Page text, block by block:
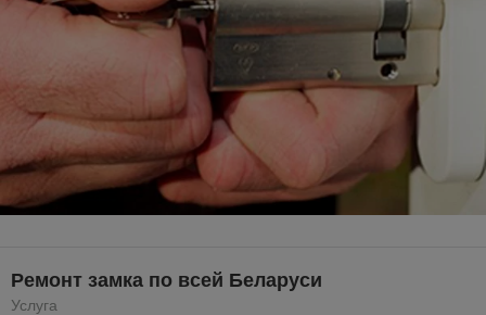
Ремонт замка по всей Беларуси
Услуга